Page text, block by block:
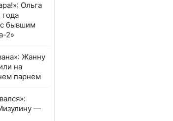
Ольга
года
с бывшим
2»
Жанну
на
парнем
—